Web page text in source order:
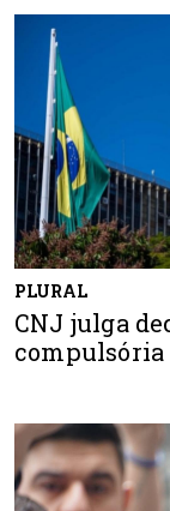
PLURAL
CNJ julga